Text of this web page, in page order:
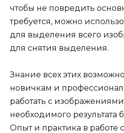
чтобы не повредить
требуется, можно
для выделения всего
для снятия выделения.
Знание всех этих
новичкам и
работать с
необходимого результата
Опыт и практика в работе